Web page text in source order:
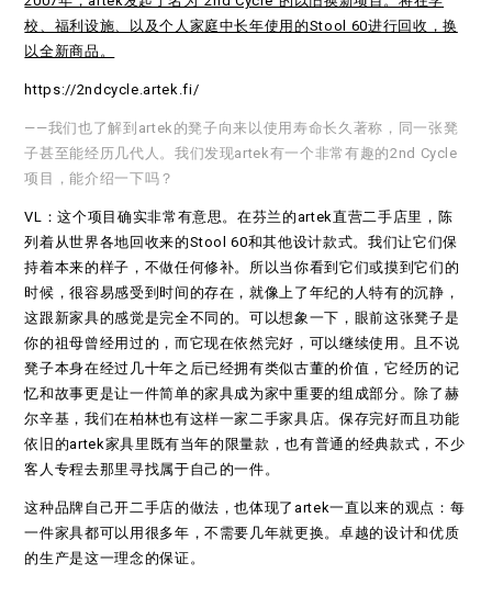
校、福利设施、以及个人家庭中长年使用的Stool 60进行回收，换
以全新商品。
https://2ndcycle.artek.fi/
——我们也了解到artek的凳子向来以使用寿命长久著称，同一张凳
子甚至能经历几代人。我们发现artek有一个非常有趣的2nd Cycle
项目，能介绍一下吗？
VL：这个项目确实非常有意思。在芬兰的artek直营二手店里，陈
列着从世界各地回收来的Stool 60和其他设计款式。我们让它们保
持着本来的样子，不做任何修补。所以当你看到它们或摸到它们的
时候，很容易感受到时间的存在，就像上了年纪的人特有的沉静，
这跟新家具的感觉是完全不同的。可以想象一下，眼前这张凳子是
你的祖母曾经用过的，而它现在依然完好，可以继续使用。且不说
凳子本身在经过几十年之后已经拥有类似古董的价值，它经历的记
忆和故事更是让一件简单的家具成为家中重要的组成部分。除了赫
尔辛基，我们在柏林也有这样一家二手家具店。保存完好而且功能
依旧的artek家具里既有当年的限量款，也有普通的经典款式，不少
客人专程去那里寻找属于自己的一件。
这种品牌自己开二手店的做法，也体现了artek一直以来的观点：每
一件家具都可以用很多年，不需要几年就更换。卓越的设计和优质
的生产是这一理念的保证。